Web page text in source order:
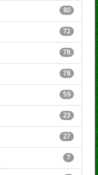
80
72
78
78
59
23
27
7